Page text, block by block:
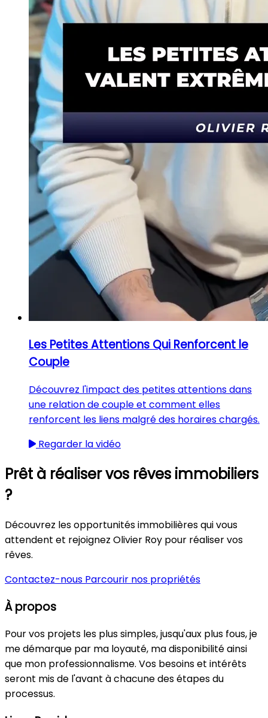
Les Petites Attentions Qui Renforcent le
Couple
Découvrez l'impact des petites attentions dans
une relation de couple et comment elles
renforcent les liens malgré des horaires chargés.
Regarder la vidéo
Prêt à réaliser vos rêves immobiliers
?
Découvrez les opportunités immobilières qui vous
attendent et rejoignez Olivier Roy pour réaliser vos
rêves.
Contactez-nous Parcourir nos propriétés
À propos
Pour vos projets les plus simples, jusqu'aux plus fous, je
me démarque par ma loyauté, ma disponibilité ainsi
que mon professionnalisme. Vos besoins et intérêts
seront mis de l'avant à chacune des étapes du
processus.